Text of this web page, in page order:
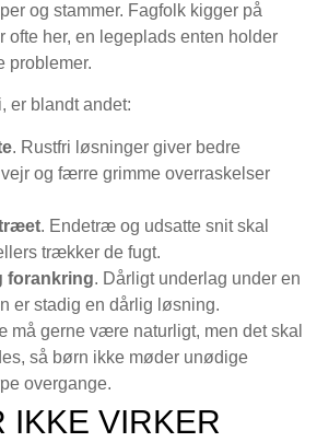
og stammer. Fagfolk kigger på
ofte her, en legeplads enten holder
problemer.
er blandt andet:
. Rustfri løsninger giver bedre
og færre grimme overraskelser
. Endetræ og udsatte snit skal
trækker de fugt.
forankring. Dårligt underlag under en
er stadig en dårlig løsning.
må gerne være naturligt, men det skal
så børn ikke møder unødige
overgange.
IKKE VIRKER